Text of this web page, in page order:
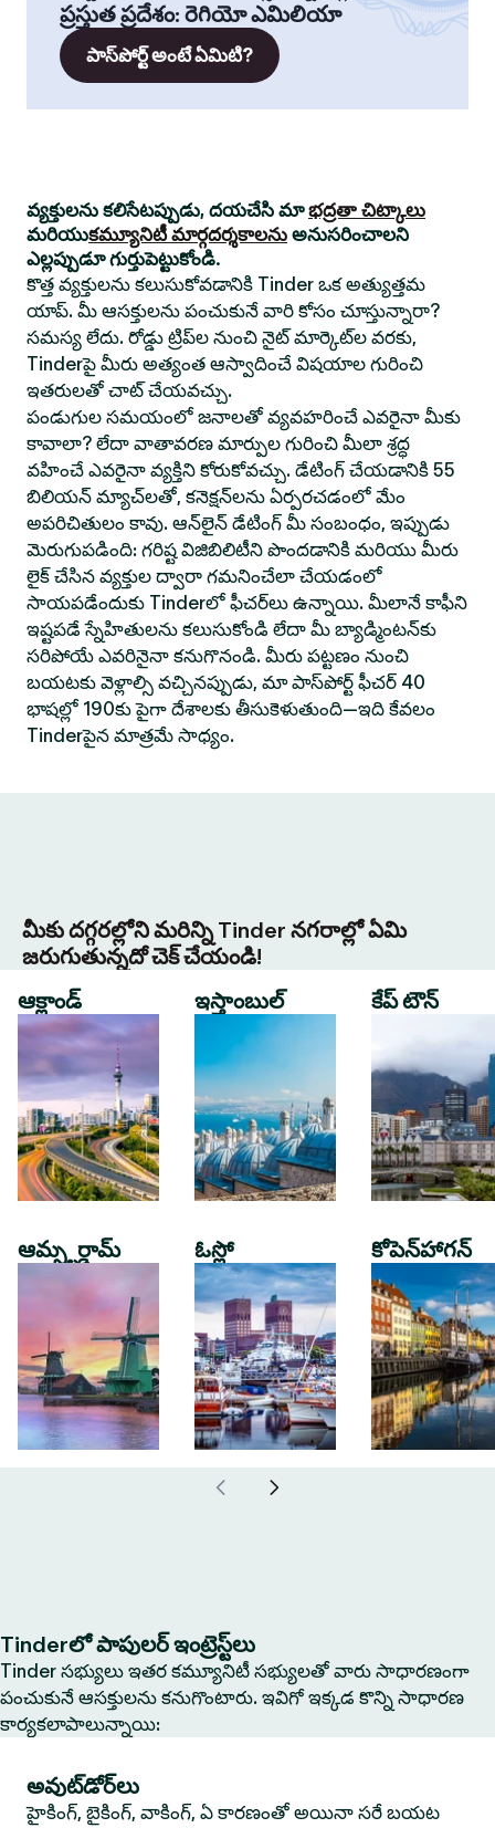
ప్రస్తుత ప్రదేశం: రెగియో ఎమిలియా
పాస్‌పోర్ట్ అంటే ఏమిటి?
వ్యక్తులను కలిసేటప్పుడు, దయచేసి మాభద్రతా చిట్కాలు
మరియుకమ్యూనిటీ మార్గదర్శకాలను అనుసరించాలని
ఎల్లప్పుడూ గుర్తుపెట్టుకోండి.
కొత్త వ్యక్తులను కలుసుకోవడానికి Tinder ఒక అత్యుత్తమ
యాప్. మీ ఆసక్తులను పంచుకునే వారి కోసం చూస్తున్నారా?
సమస్య లేదు. రోడ్డు ట్రిప్‌ల నుంచి నైట్ మార్కెట్‌ల వరకు,
Tinderపై మీరు అత్యంత ఆస్వాదించే విషయాల గురించి
ఇతరులతో చాట్ చేయవచ్చు.
పండుగుల సమయంలో జనాలతో వ్యవహరించే ఎవరైనా మీకు
కావాలా? లేదా వాతావరణ మార్పుల గురించి మీలా శ్రద్ధ
వహించే ఎవరైనా వ్యక్తిని కోరుకోవచ్చు. డేటింగ్ చేయడానికి 55
బిలియన్ మ్యాచ్‌లతో, కనెక్షన్‌లను ఏర్పరచడంలో మేం
అపరిచితులం కావు. ఆన్‌లైన్ డేటింగ్ మీ సంబంధం, ఇప్పుడు
మెరుగుపడింది: గరిష్ట విజిబిలిటీని పొందడానికి మరియు మీరు
లైక్ చేసిన వ్యక్తుల ద్వారా గమనించేలా చేయడంలో
సాయపడేందుకు Tinderలో ఫీచర్‌లు ఉన్నాయి. మీలానే కాఫీని
ఇష్టపడే స్నేహితులను కలుసుకోండి లేదా మీ బ్యాడ్మింటన్‌కు
సరిపోయే ఎవరినైనా కనుగొనండి. మీరు పట్టణం నుంచి
బయటకు వెళ్లాల్సి వచ్చినప్పుడు, మా పాస్‌పోర్ట్ ఫీచర్ 40
భాషల్లో 190కు పైగా దేశాలకు తీసుకెళుతుంది—ఇది కేవలం
Tinderపైన మాత్రమే సాధ్యం.
మీకు దగ్గరల్లోని మరిన్ని Tinder నగరాల్లో ఏమి
జరుగుతున్నదో చెక్ చేయండి!
ఆక్లాండ్
ఆమ్స్టర్డామ్
ఇస్తాంబుల్
ఓస్లో
కేప్ టౌన్
కోపెన్‌హాగన్
Tinderలో పాపులర్ ఇంట్రెస్ట్‌లు
Tinder సభ్యులు ఇతర కమ్యూనిటీ సభ్యులతో వారు సాధారణంగా
పంచుకునే ఆసక్తులను కనుగొంటారు. ఇవిగో ఇక్కడ కొన్ని సాధారణ
కార్యకలాపాలున్నాయి:
అవుట్‌డోర్‌లు
హైకింగ్, బైకింగ్, వాకింగ్, ఏ కారణంతో అయినా సరే బయట